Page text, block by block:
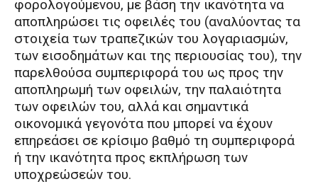
φορολογούμενου, με βάση την ικανότητα να
αποπληρώσει τις οφειλές του (αναλύοντας τα
στοιχεία των τραπεζικών του λογαριασμών,
των εισοδημάτων και της περιουσίας του), την
παρελθούσα συμπεριφορά του ως προς την
αποπληρωμή των οφειλών, την παλαιότητα
των οφειλών του, αλλά και σημαντικά
οικονομικά γεγονότα που μπορεί να έχουν
επηρεάσει σε κρίσιμο βαθμό τη συμπεριφορά
ή την ικανότητα προς εκπλήρωση των
υποχρεώσεών του.